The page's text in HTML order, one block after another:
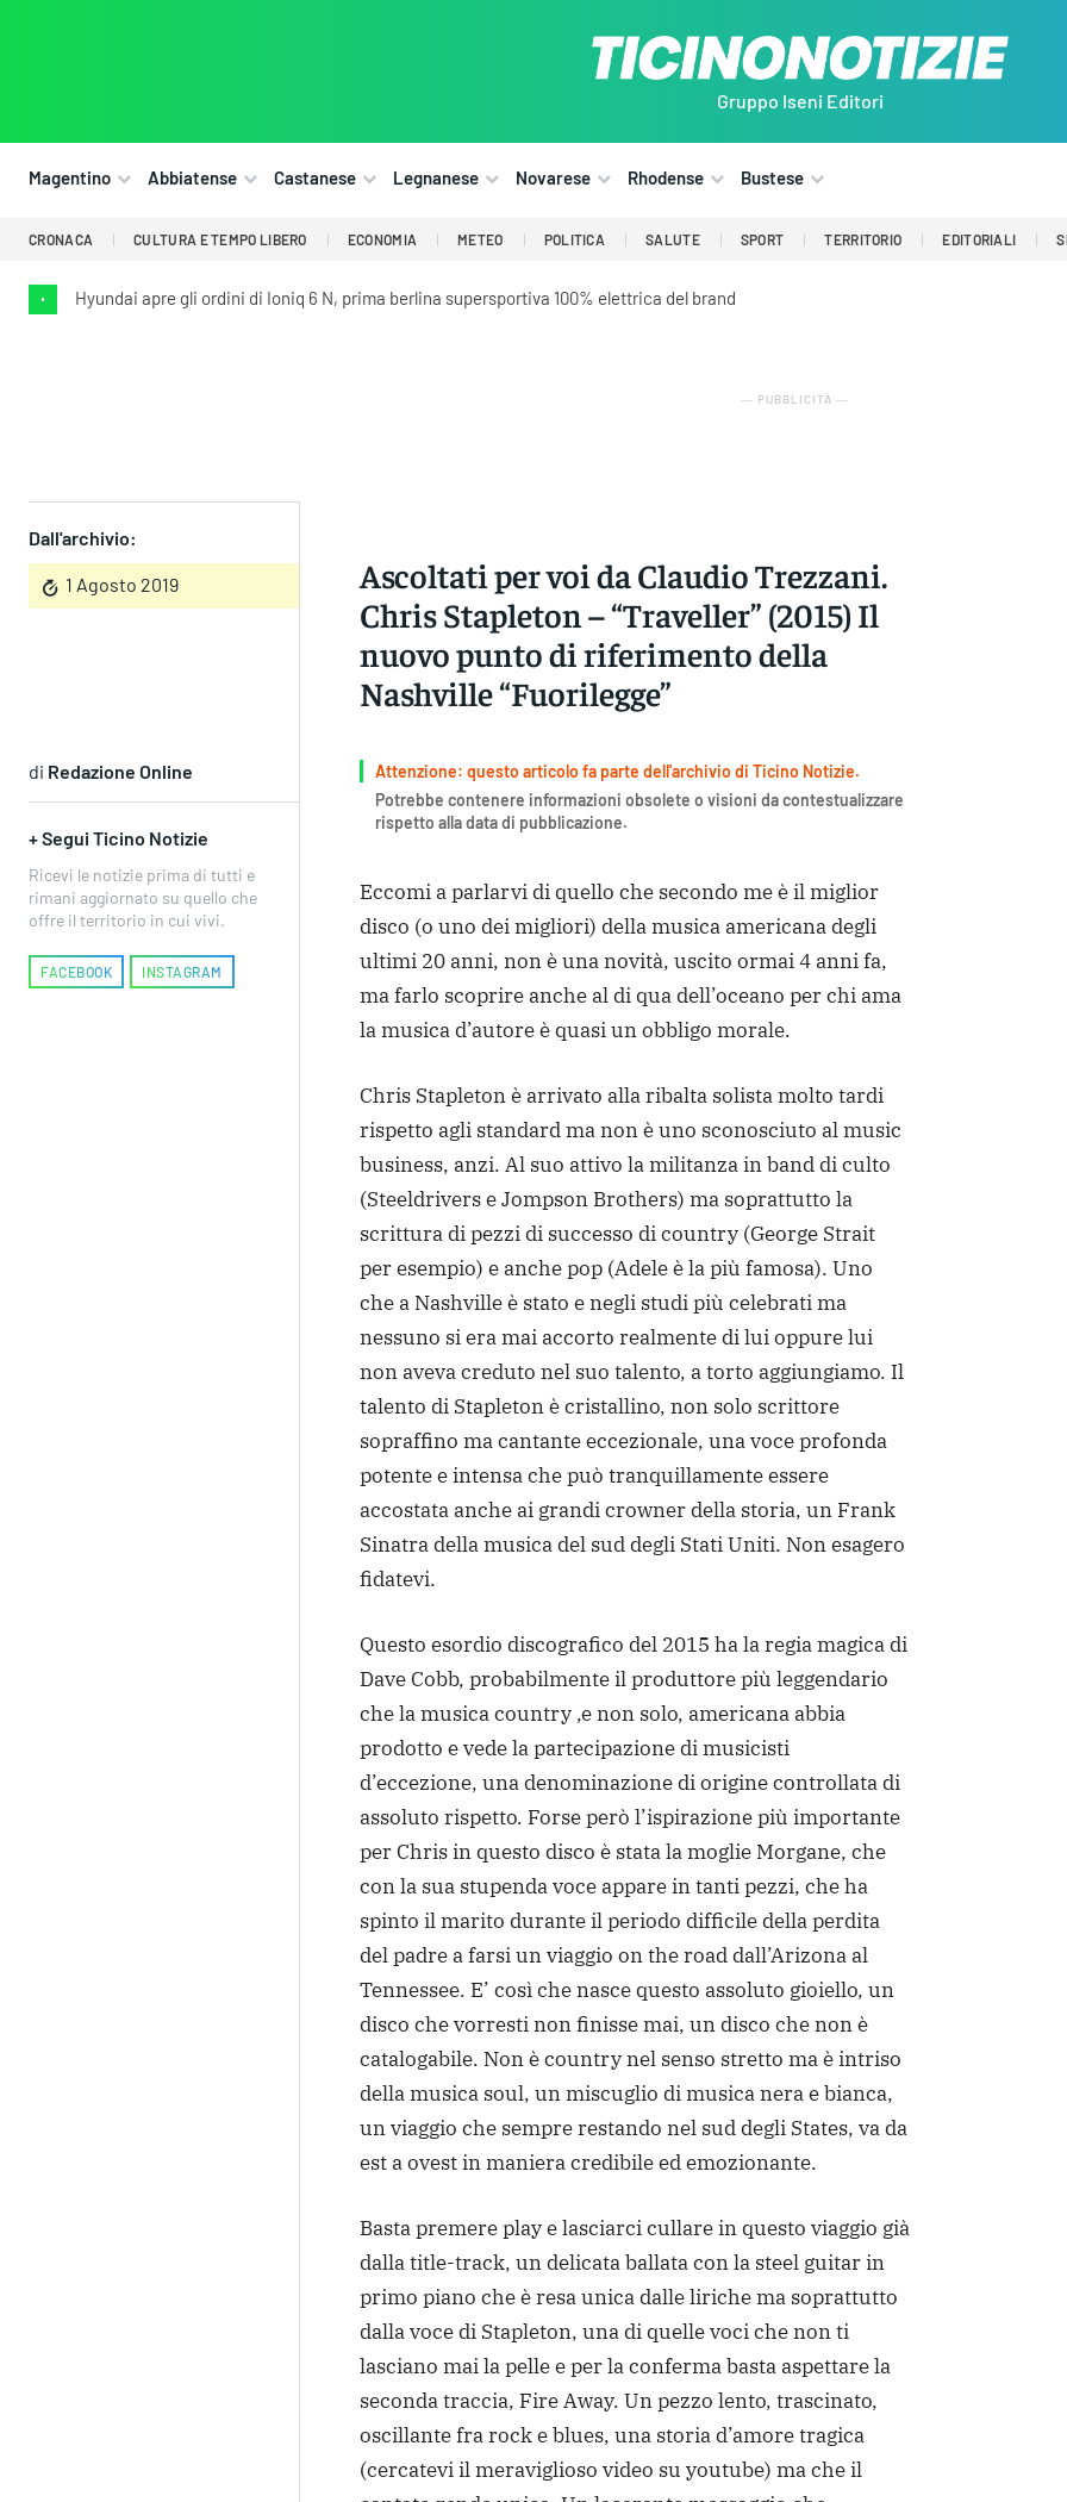
Gruppo Iseni Editori
Magentino Abbiatense Castanese Legnanese Novarese Rhodense Bustese
CRONACA CULTURA E TEMPO LIBERO ECONOMIA METEO POLITICA SALUTE SPORT TERRITORIO EDITORIALI
• Hyundai apre gli ordini di Ioniq 6 N, prima berlina supersportiva 100% elettrica del brand
― PUBBLICITÀ ―
Dall'archivio:
1 Agosto 2019
Ascoltati per voi da Claudio Trezzani.
Chris Stapleton – “Traveller” (2015) Il
nuovo punto di riferimento della
Nashville “Fuorilegge”
di Redazione Online
+ Segui Ticino Notizie
Ricevi le notizie prima di tutti e
rimani aggiornato su quello che
offre il territorio in cui vivi.
FACEBOOK INSTAGRAM
Attenzione: questo articolo fa parte dell'archivio di Ticino Notizie.
Potrebbe contenere informazioni obsolete o visioni da contestualizzare
rispetto alla data di pubblicazione.
Eccomi a parlarvi di quello che secondo me è il miglior
disco (o uno dei migliori) della musica americana degli
ultimi 20 anni, non è una novità, uscito ormai 4 anni fa,
ma farlo scoprire anche al di qua dell’oceano per chi ama
la musica d’autore è quasi un obbligo morale.
Chris Stapleton è arrivato alla ribalta solista molto tardi
rispetto agli standard ma non è uno sconosciuto al music
business, anzi. Al suo attivo la militanza in band di culto
(Steeldrivers e Jompson Brothers) ma soprattutto la
scrittura di pezzi di successo di country (George Strait
per esempio) e anche pop (Adele è la più famosa). Uno
che a Nashville è stato e negli studi più celebrati ma
nessuno si era mai accorto realmente di lui oppure lui
non aveva creduto nel suo talento, a torto aggiungiamo. Il
talento di Stapleton è cristallino, non solo scrittore
sopraffino ma cantante eccezionale, una voce profonda
potente e intensa che può tranquillamente essere
accostata anche ai grandi crowner della storia, un Frank
Sinatra della musica del sud degli Stati Uniti. Non esagero
fidatevi.
Questo esordio discografico del 2015 ha la regia magica di
Dave Cobb, probabilmente il produttore più leggendario
che la musica country ,e non solo, americana abbia
prodotto e vede la partecipazione di musicisti
d’eccezione, una denominazione di origine controllata di
assoluto rispetto. Forse però l’ispirazione più importante
per Chris in questo disco è stata la moglie Morgane, che
con la sua stupenda voce appare in tanti pezzi, che ha
spinto il marito durante il periodo difficile della perdita
del padre a farsi un viaggio on the road dall’Arizona al
Tennessee. E’ così che nasce questo assoluto gioiello, un
disco che vorresti non finisse mai, un disco che non è
catalogabile. Non è country nel senso stretto ma è intriso
della musica soul, un miscuglio di musica nera e bianca,
un viaggio che sempre restando nel sud degli States, va da
est a ovest in maniera credibile ed emozionante.
Basta premere play e lasciarci cullare in questo viaggio già
dalla title-track, un delicata ballata con la steel guitar in
primo piano che è resa unica dalle liriche ma soprattutto
dalla voce di Stapleton, una di quelle voci che non ti
lasciano mai la pelle e per la conferma basta aspettare la
seconda traccia, Fire Away. Un pezzo lento, trascinato,
oscillante fra rock e blues, una storia d’amore tragica
(cercatevi il meraviglioso video su youtube) ma che il